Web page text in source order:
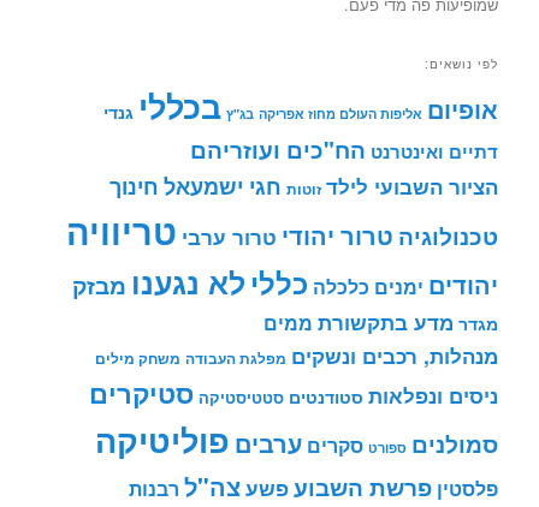
לפי נושאים:
אופיום אליפות העולם מחוז אפריקה בג"ץ בכללי גנדי
דתיים ואינטרנט הח"כים ועוזריהם
הציור השבועי לילד זוטות חגי ישמעאל חינוך
טכנולוגיה טרור יהודי טרור ערבי טריוויה
יהודים ימנים כלכלה כללי לא נגענו מבזק
מגדר מדע בתקשורת ממים
מנהלות, רכבים ונשקים מפלגת העבודה משחק מילים
ניסים ונפלאות סטודנטים סטטיסטיקה סטיקרים
סמולנים ספורט סקרים ערבים פוליטיקה
פלסטין פרשת השבועפשעצה"ל רבנות